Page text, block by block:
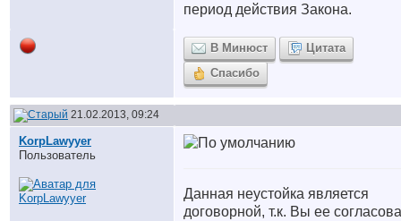
период действия Закона.
В Минюст
Цитата
Спасибо
21.02.2013, 09:24
KorpLawyyer
Пользователь
Данная неустойка является
договорной, т.к. Вы ее